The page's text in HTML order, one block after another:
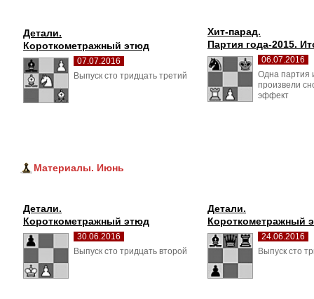
Детали.
Короткометражный этюд
07.07.2016
Выпуск сто тридцать третий
Хит-парад.
Партия года-2015.
06.07.2016
Одна партия
произвели
эффект
Материалы. Июнь
Детали.
Короткометражный этюд
30.06.2016
Выпуск сто тридцать второй
Детали.
Короткометражный
24.06.2016
Выпуск сто